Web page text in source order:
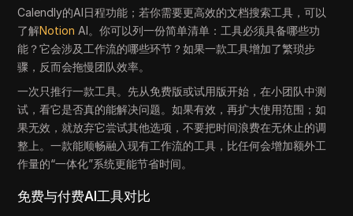
Calendly的AI日程功能；若你需要更高效的文档搜索工具，可以
了解Notion AI。你可以列一份简单清单：工具必须具备哪些功
能？它会涉及工作流的哪些环节？如果一款工具增加了繁琐步
骤，反而会拖慢团队效率。
一次只推行一款工具。先从免费版或试用版开始，在小团队中测
试，看它是否真的能解决问题。如果有效，再扩大使用范围；如
果无效，就放弃它尝试其他选项，不要把时间浪费在无休止的调
整上。一款能顺畅融入现有工作流的工具，比任何会增加额外工
作量的“一体化”系统更能节省时间。
免费与付费AI工具对比